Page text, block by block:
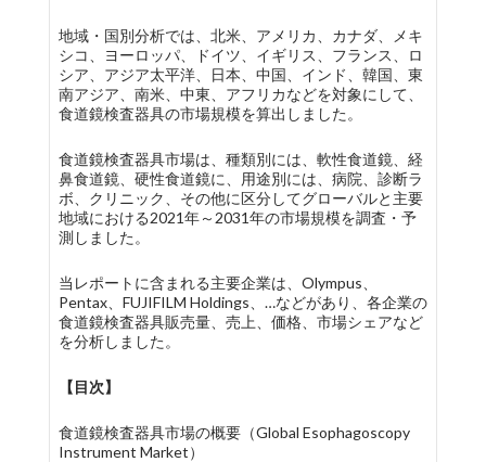
地域・国別分析では、北米、アメリカ、カナダ、メキ
シコ、ヨーロッパ、ドイツ、イギリス、フランス、ロ
シア、アジア太平洋、日本、中国、インド、韓国、東
南アジア、南米、中東、アフリカなどを対象にして、
食道鏡検査器具の市場規模を算出しました。
食道鏡検査器具市場は、種類別には、軟性食道鏡、経
鼻食道鏡、硬性食道鏡に、用途別には、病院、診断ラ
ボ、クリニック、その他に区分してグローバルと主要
地域における2021年～2031年の市場規模を調査・予
測しました。
当レポートに含まれる主要企業は、Olympus、
Pentax、FUJIFILM Holdings、…などがあり、各企業の
食道鏡検査器具販売量、売上、価格、市場シェアなど
を分析しました。
【目次】
食道鏡検査器具市場の概要（Global Esophagoscopy
Instrument Market）